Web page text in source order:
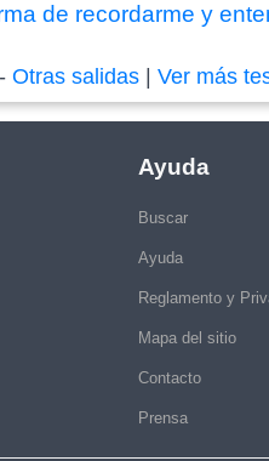
de recordarme y
-Otras salidas |Ver más
Ayuda
Buscar
Ayuda
Reglamento y
Mapa del sitio
Contacto
Prensa